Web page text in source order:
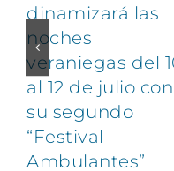
dinamizará las
noches
veraniegas del
al 12 de julio con
su segundo
“Festival
Ambulantes”